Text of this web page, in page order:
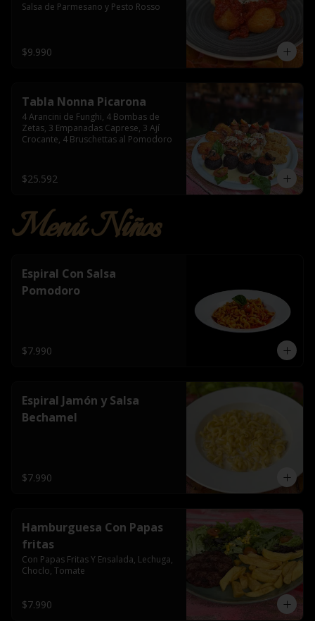
Salsa de Parmesano y Pesto Rosso
$9.990
Tabla Nonna Picarona
4 Arancini de Funghi, 4 Bombas de
Zetas, 3 Empanadas Caprese, 3 Ají
Crocante, 4 Bruschettas al Pomodoro
$25.592
Menú Niños
Espiral Con Salsa
Pomodoro
$7.990
Espiral Jamón y Salsa
Bechamel
$7.990
Hamburguesa Con Papas
fritas
Con Papas Fritas Y Ensalada, Lechuga,
Choclo, Tomate
$7.990